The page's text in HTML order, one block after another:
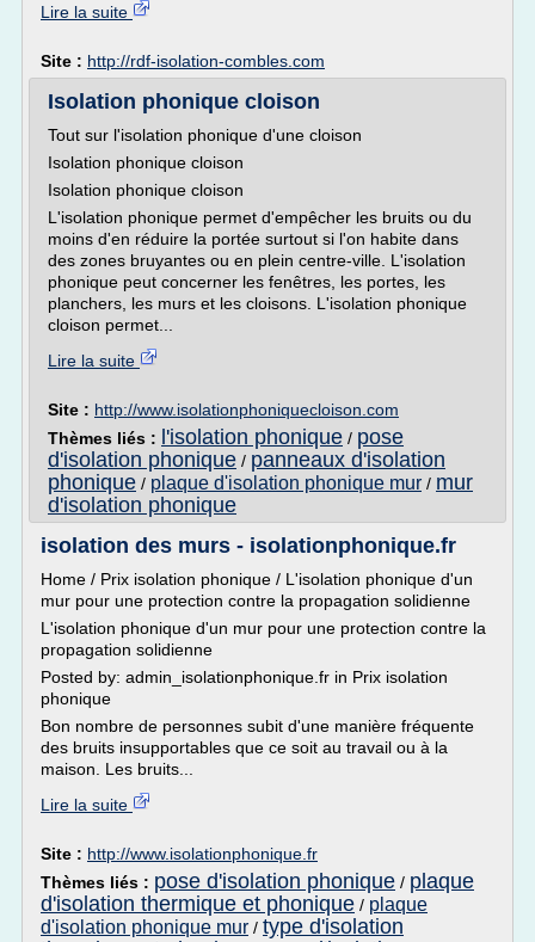
Lire la suite
Site : http://rdf-isolation-combles.com
Isolation phonique cloison
Tout sur l'isolation phonique d'une cloison
Isolation phonique cloison
Isolation phonique cloison
L'isolation phonique permet d'empêcher les bruits ou du
moins d'en réduire la portée surtout si l'on habite dans
des zones bruyantes ou en plein centre-ville. L'isolation
phonique peut concerner les fenêtres, les portes, les
planchers, les murs et les cloisons. L'isolation phonique
cloison permet...
Lire la suite
Site : http://www.isolationphoniquecloison.com
Thèmes liés :
l'isolation phonique / pose
d'isolation phonique / panneaux d'isolation
phonique / plaque d'isolation phonique mur / mur
d'isolation phonique
isolation des murs - isolationphonique.fr
Home / Prix isolation phonique / L'isolation phonique d'un
mur pour une protection contre la propagation solidienne
L'isolation phonique d'un mur pour une protection contre la
propagation solidienne
Posted by: admin_isolationphonique.fr in Prix isolation
phonique
Bon nombre de personnes subit d'une manière fréquente
des bruits insupportables que ce soit au travail ou à la
maison. Les bruits...
Lire la suite
Site : http://www.isolationphonique.fr
Thèmes liés : pose d'isolation phonique / plaque
d'isolation thermique et phonique / plaque
d'isolation phonique mur / type d'isolation